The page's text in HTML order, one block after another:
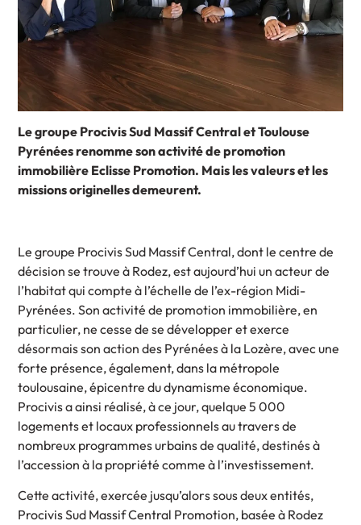
Le groupe Procivis Sud Massif Central et Toulouse
Pyrénées renomme son activité de promotion
immobilière Eclisse Promotion. Mais les valeurs et les
missions originelles demeurent.
Le groupe Procivis Sud Massif Central, dont le centre de
décision se trouve à Rodez, est aujourd’hui un acteur de
l’habitat qui compte à l’échelle de l’ex-région Midi-
Pyrénées. Son activité de promotion immobilière, en
particulier, ne cesse de se développer et exerce
désormais son action des Pyrénées à la Lozère, avec une
forte présence, également, dans la métropole
toulousaine, épicentre du dynamisme économique.
Procivis a ainsi réalisé, à ce jour, quelque 5 000
logements et locaux professionnels au travers de
nombreux programmes urbains de qualité, destinés à
l’accession à la propriété comme à l’investissement.
Cette activité, exercée jusqu’alors sous deux entités,
Procivis Sud Massif Central Promotion, basée à Rodez